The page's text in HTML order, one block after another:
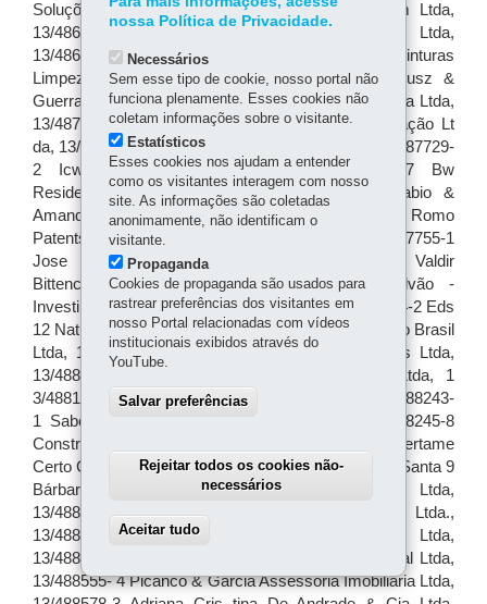
nossa Política de Privacidade.
Necessários
Sem esse tipo de cookie, nosso portal não
funciona plenamente. Esses cookies não
coletam informações sobre o visitante.
Estatísticos
Esses cookies nos ajudam a entender
como os visitantes interagem com nosso
site. As informações são coletadas
anonimamente, não identificam o
visitante.
Propaganda
Cookies de propaganda são usados para
rastrear preferências dos visitantes em
nosso Portal relacionadas com vídeos
institucionais exibidos através do
YouTube.
Salvar preferências
Rejeitar todos os cookies não-
necessários
Aceitar tudo